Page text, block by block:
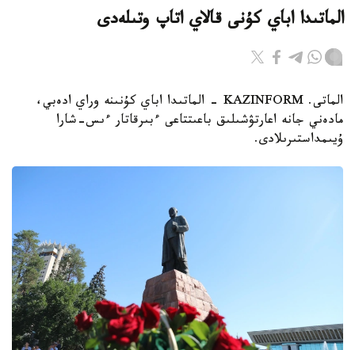
الماتىدا اباي كۇنى قالاي اتاپ وتىلەدى
الماتى. KAZINFORM - الماتىدا اباي كۇنىنە وراي ادەبي،
مادەني جانە اعارتۋشىلىق باعىتتاعى ءبىرقاتار ءىس-شارا
ۇيىمداستىرىلادى.